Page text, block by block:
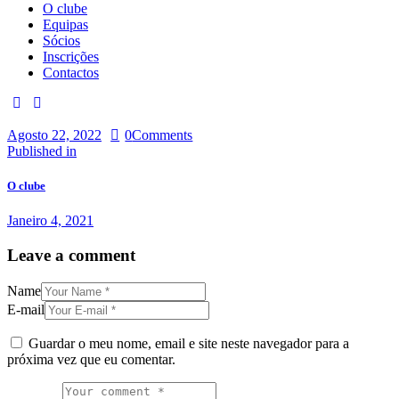
O clube
Equipas
Sócios
Inscrições
Contactos
facebook-instagram
Agosto 22, 2022 0Comments
Navegação
de
Published in
O clube
Janeiro 4, 2021
Leave a comment
Name
E-mail
Guardar o meu nome, email e site neste navegador para a
próxima vez que eu comentar.